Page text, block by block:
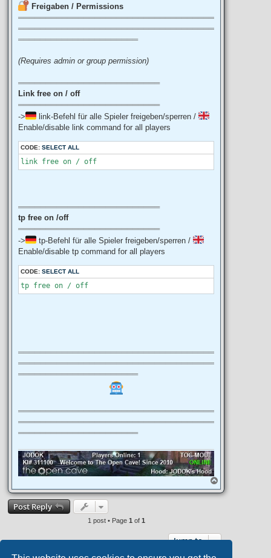
Freigaben / Permissions
════════════════════════════════════
════════════════════════════════════
══════════════════════
(Requires admin or group permission)
══════════════════════════
Link free on / off
══════════════════════════
->
link-Befehl für alle Spieler freigeben/sperren /
Enable/disable link command for all players
CODE: SELECT ALL
link free on / off
══════════════════════════
tp free on /off
══════════════════════════
->
tp-Befehl für alle Spieler freigeben/sperren /
Enable/disable tp command for all players
CODE: SELECT ALL
tp free on / off
════════════════════════════════════
════════════════════════════════════
══════════════════════
════════════════════════════════════
════════════════════════════════════
══════════════════════
o
p
Post Reply
1 post • Page 1 of 1
Jump to